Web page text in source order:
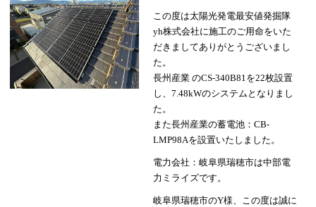
この度は太陽光発電最安値発掘隊
yh株式会社に施工のご用命をいた
だきましてありがとうございまし
た。
長州産業 のCS-340B81を22枚設置
し、7.48kWのシステムとなりまし
た。
また長州産業の蓄電池：CB-
LMP98Aを設置いたしました。
電力会社：岐阜県瑞穂市は中部電
力ミライズです。
岐阜県瑞穂市のY様、この度は誠に